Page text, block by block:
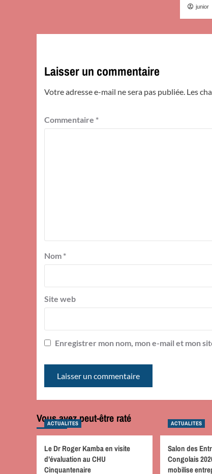
junior
Laisser un commentaire
Votre adresse e-mail ne sera pas publiée. Les
Commentaire *
Nom *
Site web
Enregistrer mon nom, mon e-mail et mon
Vous avez peut-être raté
ACTUALITES
Le Dr Roger Kamba en visite
d’évaluation au CHU
Cinquantenaire
ACTUALITES
Salon des
Congolais
mobilise